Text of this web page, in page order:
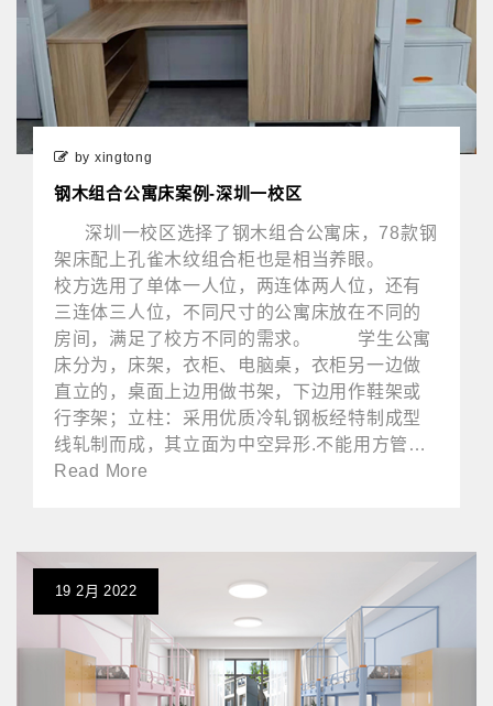
by xingtong
钢木组合公寓床案例-深圳一校区
深圳一校区选择了钢木组合公寓床，78款钢
架床配上孔雀木纹组合柜也是相当养眼。
校方选用了单体一人位，两连体两人位，还有
三连体三人位，不同尺寸的公寓床放在不同的
房间，满足了校方不同的需求。 学生公寓
床分为，床架，衣柜、电脑桌，衣柜另一边做
直立的，桌面上边用做书架，下边用作鞋架或
行李架；立柱：采用优质冷轧钢板经特制成型
线轧制而成，其立面为中空异形.不能用方管…
Read More
19 2月 2022